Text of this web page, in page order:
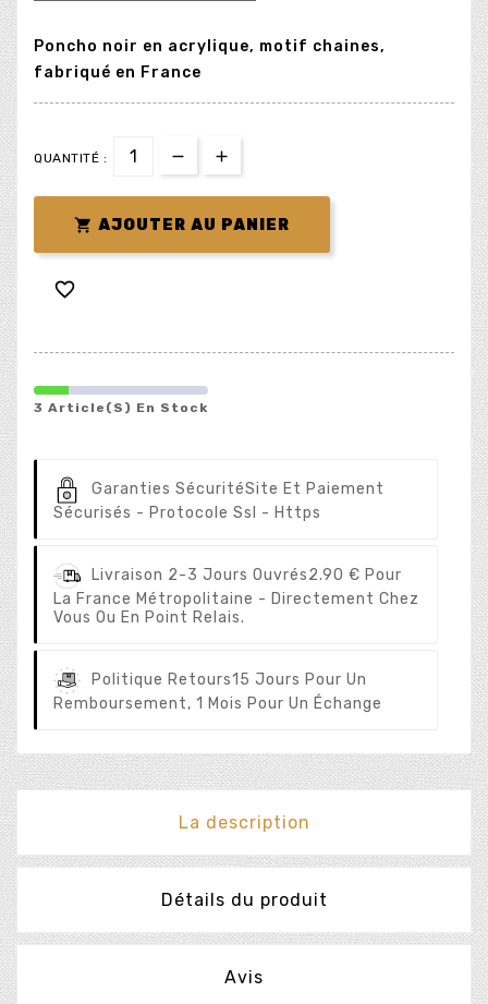
Poncho noir en acrylique, motif chaines,
fabriqué en France
QUANTITÉ :
 AJOUTER AU PANIER

3 Article(s) En Stock
Garanties SécuritéSite Et Paiement
Sécurisés - Protocole Ssl - Https
Livraison 2-3 Jours Ouvrés2.90 € Pour
La France Métropolitaine - Directement Chez
Vous Ou En Point Relais.
Politique Retours15 Jours Pour Un
Remboursement, 1 Mois Pour Un Échange
La description
Détails du produit
Avis